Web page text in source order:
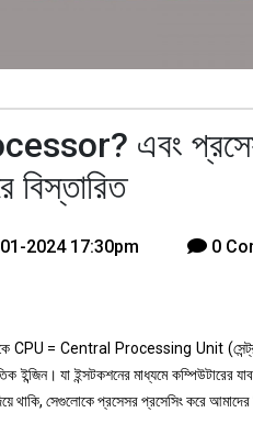
এবং
বিস্তারিত
2024 17:30pm 0
CPU = Central Processing Unit
যা ইন্সটকশনের মাধ্যমে কম্পিউটারের
থাকি, সেগুলোকে প্রসেসর প্রসেসিং করে